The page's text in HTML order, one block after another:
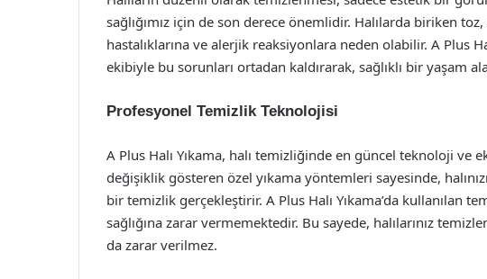
sağlığımız için de son derece önemlidir. Halılarda biriken
hastalıklarına ve alerjik reaksiyonlara neden olabilir. A Plus
ekibiyle bu sorunları ortadan kaldırarak, sağlıklı bir yaşam
Profesyonel Temizlik Teknolojisi
A Plus Halı Yıkama, halı temizliğinde en güncel teknoloji ve
değişiklik gösteren özel yıkama yöntemleri sayesinde,
bir temizlik gerçekleştirir. A Plus Halı Yıkama’da kullanılan
sağlığına zarar vermemektedir. Bu sayede, halılarınız
da zarar verilmez.